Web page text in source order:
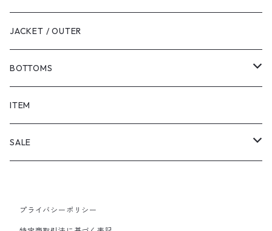
JACKET / OUTER
BOTTOMS
SHORTS
PANTS
ITEM
SALE
PANTS
プライバシーポリシー